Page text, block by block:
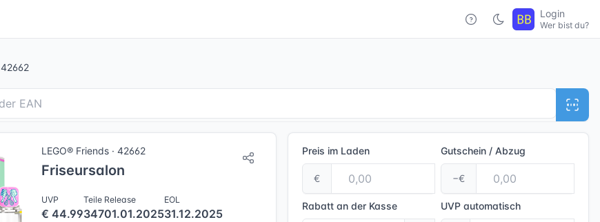
Login
Wer bist du?
42662
LEGO® Friends · 42662
Friseursalon
UVP
€ 44.99
Teile
347
Release
01.01.2025
EOL
31.12.2025
Preis im Laden
€
Gutschein / Abzug
−€
Rabatt an der Kasse UVPautomatisch